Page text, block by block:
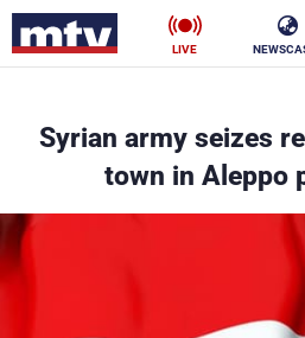
LIVE
Syrian army seizes
town in Aleppo
ناس
رياضة